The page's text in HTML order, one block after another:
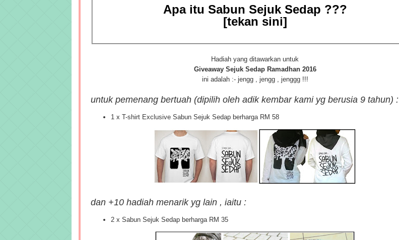
Apa itu Sabun Sejuk Sedap ???
[tekan sini]
Hadiah yang ditawarkan untuk
Giveaway Sejuk Sedap Ramadhan 2016
ini adalah :- jengg , jengg , jenggg !!!
untuk pemenang bertuah (dipilih oleh adik kembar kami yg berusia 9 tahun) :
1 x T-shirt Exclusive Sabun Sejuk Sedap berharga RM 58
dan +10 hadiah menarik yg lain , iaitu :
2 x Sabun Sejuk Sedap berharga RM 35